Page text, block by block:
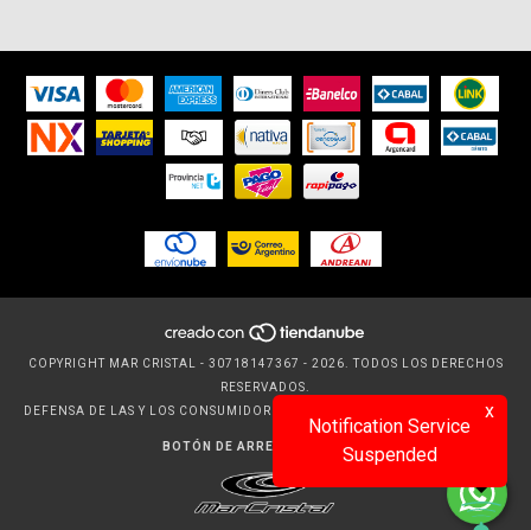
COPYRIGHT MAR CRISTAL - 30718147367 - 2026. TODOS LOS DERECHOS
RESERVADOS.
DEFENSA DE LAS Y LOS CONSUMIDORES. PARA RECLAMOS
INGRESÁ ACÁ.
BOTÓN DE ARREPENTIMIENTO
x
Notification Service
Suspended